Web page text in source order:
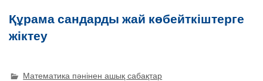
Құрама сандарды жай көбейткіштерге
жіктеу
Математика пәнінен ашық сабақтар